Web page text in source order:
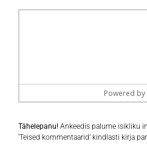
Tähelepanu! Ankeedis palume isikliku
‘Teised kommentaarid’ kindlasti kirja